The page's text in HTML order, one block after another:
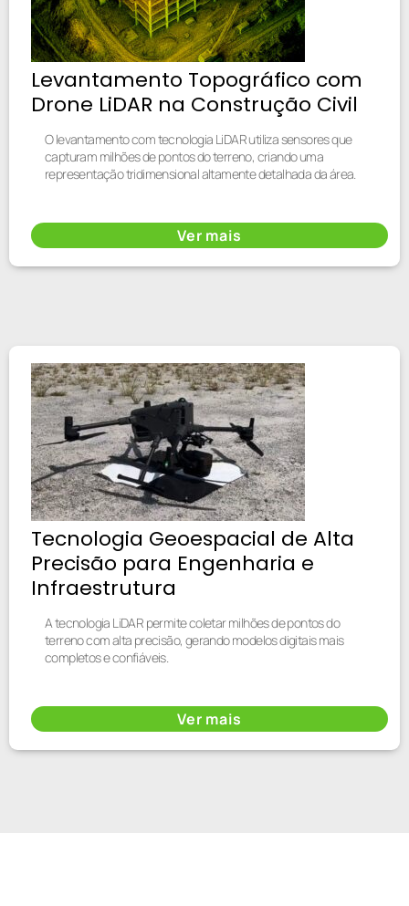
Levantamento Topográfico com
Drone LiDAR na Construção Civil
O levantamento com tecnologia LiDAR utiliza sensores que
capturam milhões de pontos do terreno, criando uma
representação tridimensional altamente detalhada da área.
Ver mais
Tecnologia Geoespacial de Alta
Precisão para Engenharia e
Infraestrutura
A tecnologia LiDAR permite coletar milhões de pontos do
terreno com alta precisão, gerando modelos digitais mais
completos e confiáveis.
Ver mais